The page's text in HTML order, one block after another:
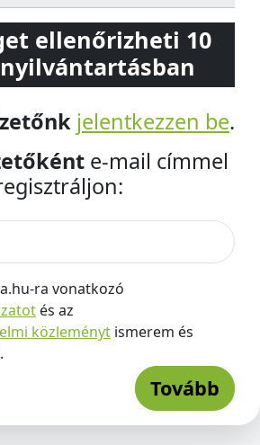
ellenőrizheti 10
jelentkezzen be.
e-mail címmel
ra vonatkozó
és az
közleményt ismerem és
Tovább